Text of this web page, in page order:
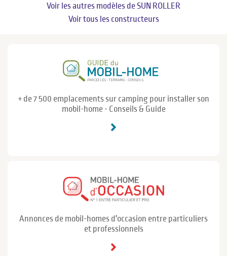
Voir les autres modèles de SUN ROLLER
Voir tous les constructeurs
+ de 7 500 emplacements sur camping pour installer son
mobil-home - Conseils & Guide
Annonces de mobil-homes d'occasion entre particuliers
et professionnels